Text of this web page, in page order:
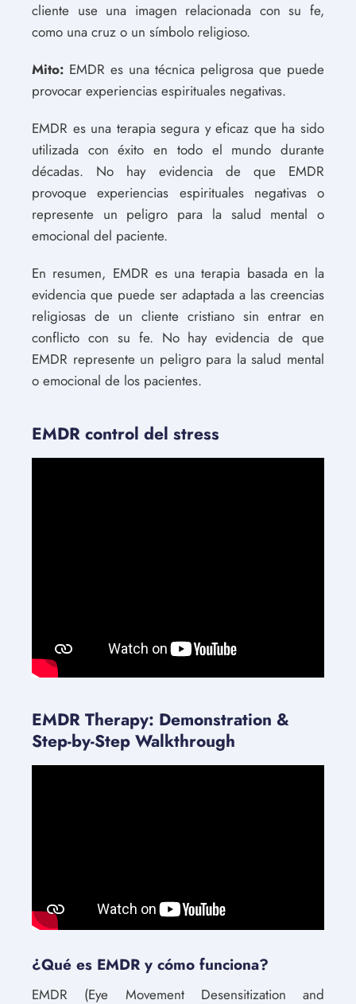
cliente use una imagen relacionada con su fe,
como una cruz o un símbolo religioso.
Mito: EMDR es una técnica peligrosa que puede
provocar experiencias espirituales negativas.
EMDR es una terapia segura y eficaz que ha sido
utilizada con éxito en todo el mundo durante
décadas. No hay evidencia de que EMDR
provoque experiencias espirituales negativas o
represente un peligro para la salud mental o
emocional del paciente.
En resumen, EMDR es una terapia basada en la
evidencia que puede ser adaptada a las creencias
religiosas de un cliente cristiano sin entrar en
conflicto con su fe. No hay evidencia de que
EMDR represente un peligro para la salud mental
o emocional de los pacientes.
EMDR control del stress
EMDR Therapy: Demonstration &
Step-by-Step Walkthrough
¿Qué es EMDR y cómo funciona?
EMDR (Eye Movement Desensitization and